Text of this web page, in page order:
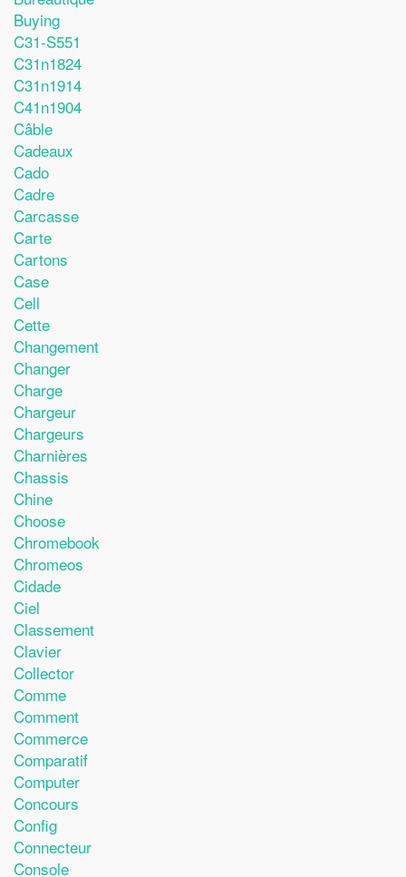
Buying
C31-S551
C31n1824
C31n1914
C41n1904
Câble
Cadeaux
Cado
Cadre
Carcasse
Carte
Cartons
Case
Cell
Cette
Changement
Changer
Charge
Chargeur
Chargeurs
Charnières
Chassis
Chine
Choose
Chromebook
Chromeos
Cidade
Ciel
Classement
Clavier
Collector
Comme
Comment
Commerce
Comparatif
Computer
Concours
Config
Connecteur
Console